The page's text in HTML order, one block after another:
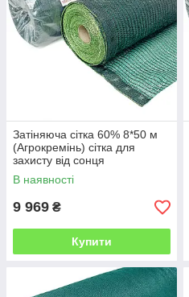
Затіняюча сітка 60% 8*50 м
(Агрокремінь) сітка для
захисту від сонця
В наявності
9 969 ₴
Купити